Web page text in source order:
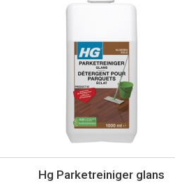
Hg Parketreiniger glans